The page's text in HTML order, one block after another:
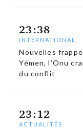
23:38
INTERNATIONAL
Nouvelles
Yémen, l’Onu
du conflit
23:12
ACTUALITÉS